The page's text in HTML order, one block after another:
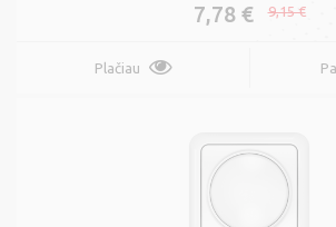
7,78 € 9,15 €
Plačiau